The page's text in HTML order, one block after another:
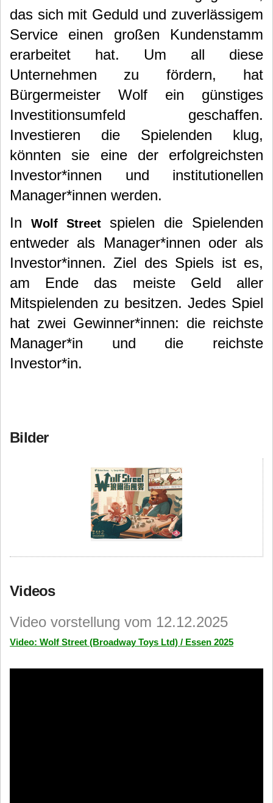
das sich mit Geduld und zuverlässigem
Service einen großen Kundenstamm
erarbeitet hat. Um all diese
Unternehmen zu fördern, hat
Bürgermeister Wolf ein günstiges
Investitionsumfeld geschaffen.
Investieren die Spielenden klug,
könnten sie eine der erfolgreichsten
Investor*innen und institutionellen
Manager*innen werden.
In
Wolf Streetspielen die Spielenden
entweder als Manager*innen oder als
Investor*innen. Ziel des Spiels ist es,
am Ende das meiste Geld aller
Mitspielenden zu besitzen. Jedes Spiel
hat zwei Gewinner*innen: die reichste
Manager*in und die reichste
Investor*in.
Bilder
Videos
Video vorstellung vom 12.12.2025
Video: Wolf Street (Broadway Toys Ltd) / Essen 2025